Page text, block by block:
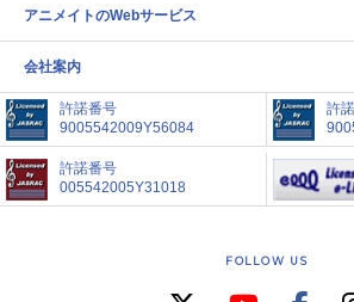
アニメイトのWebサービス
会社案内
許諾番号
9005542009Y56084
許
許諾番号
005542005Y31018
FOLLOW US